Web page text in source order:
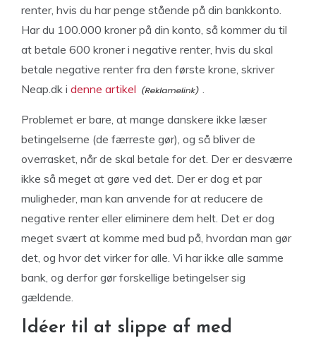
renter, hvis du har penge stående på din bankkonto.
Har du 100.000 kroner på din konto, så kommer du til
at betale 600 kroner i negative renter, hvis du skal
betale negative renter fra den første krone, skriver
Neap.dk i denne artikel .
Problemet er bare, at mange danskere ikke læser
betingelserne (de færreste gør), og så bliver de
overrasket, når de skal betale for det. Der er desværre
ikke så meget at gøre ved det. Der er dog et par
muligheder, man kan anvende for at reducere de
negative renter eller eliminere dem helt. Det er dog
meget svært at komme med bud på, hvordan man gør
det, og hvor det virker for alle. Vi har ikke alle samme
bank, og derfor gør forskellige betingelser sig
gældende.
Idéer til at slippe af med